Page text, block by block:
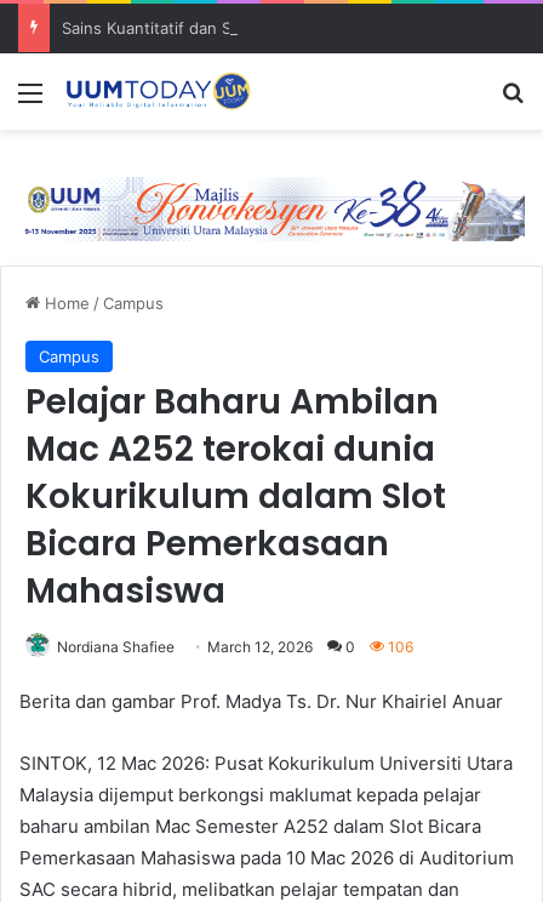
Menu
Home /Campus
Campus
Pelajar Baharu Ambilan
Mac A252 terokai dunia
Kokurikulum dalam Slot
Bicara Pemerkasaan
Mahasiswa
Nordiana Shafiee March 12, 2026 0 106
Berita dan gambar Prof. Madya Ts. Dr. Nur Khairiel Anuar
SINTOK, 12 Mac 2026: Pusat Kokurikulum Universiti Utara
Malaysia dijemput berkongsi maklumat kepada pelajar
baharu ambilan Mac Semester A252 dalam Slot Bicara
Pemerkasaan Mahasiswa pada 10 Mac 2026 di Auditorium
SAC secara hibrid, melibatkan pelajar tempatan dan